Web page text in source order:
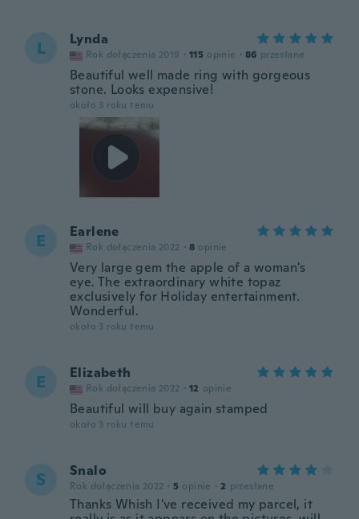
L Lynda
Rok dołączenia 2019 · 115 opinie · 86 przesłane
Beautiful well made ring with gorgeous
stone. Looks expensive!
około 3 roku temu
E Earlene
Rok dołączenia 2022 · 8 opinie
Very large gem the apple of a woman's
eye. The extraordinary white topaz
exclusively for Holiday entertainment.
Wonderful.
około 3 roku temu
E Elizabeth
Rok dołączenia 2022 · 12 opinie
Beautiful will buy again stamped
około 3 roku temu
S Snalo
Rok dołączenia 2022 · 5 opinie · 2 przesłane
Thanks Whish I've received my parcel, it